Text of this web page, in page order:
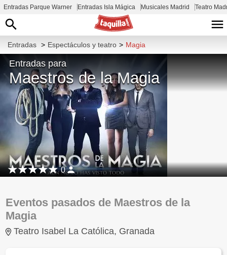
Entradas Parque Warner Entradas Isla Mágica Musicales Madrid Teatro
Entradas > Espectáculos y teatro > Magia
Entradas para
Maestros de la Magia
0
Eventos pasados de Maestros de la
Magia
Teatro Isabel La Católica, Granada